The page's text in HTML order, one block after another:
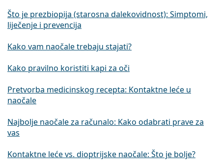
Što je prezbiopija (starosna dalekovidnost): Simptomi,
liječenje i prevencija
Kako vam naočale trebaju stajati?
Kako pravilno koristiti kapi za oči
Pretvorba medicinskog recepta: Kontaktne leće u
naočale
Najbolje naočale za računalo: Kako odabrati prave za
vas
Kontaktne leće vs. dioptrijske naočale: Što je bolje?